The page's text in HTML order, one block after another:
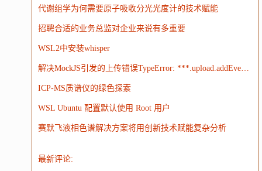
电子 娱乐 设计 摄影 nginx 游戏
WordPress HTTP 团建 数码电器
代谢组学为何需要原子吸收分光光度计的技术赋能
招聘合适的业务总监对企业来说有多重要
WSL2中安装whisper
解决MockJS引发的上传错误TypeError: ***.upload.addEventListener is not a function
ICP-MS质谱仪的绿色探索
WSL Ubuntu 配置默认使用 Root 用户
赛默飞液相色谱解决方案将用创新技术赋能复杂分析
最新评论: